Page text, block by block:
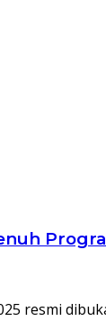
resmi